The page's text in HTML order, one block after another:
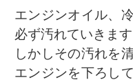
エンジンオイル、
必ず汚れていきます
しかしその汚れを
エンジンを下ろし